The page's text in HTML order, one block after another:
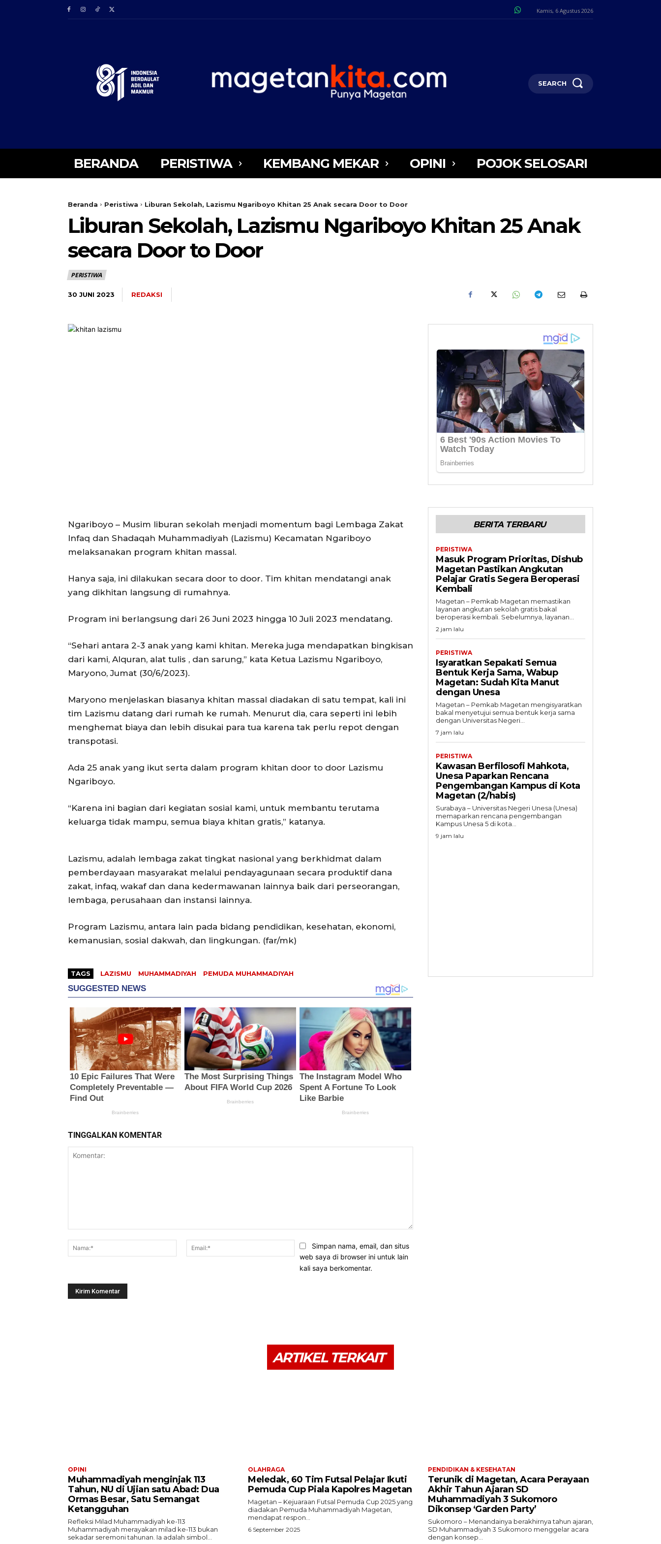
Kamis, 6 Agustus 2026
SEARCH
BERANDA PERISTIWA KEMBANG MEKAR OPINI POJOK SELOSARI
Beranda Peristiwa Liburan Sekolah, Lazismu Ngariboyo Khitan 25 Anak secara Door to Door
Liburan Sekolah, Lazismu Ngariboyo Khitan 25 Anak
secara Door to Door
PERISTIWA
30 JUNI 2023 REDAKSI
Ngariboyo – Musim liburan sekolah menjadi momentum bagi Lembaga Zakat
Infaq dan Shadaqah Muhammadiyah (Lazismu) Kecamatan Ngariboyo
melaksanakan program khitan massal.
Hanya saja, ini dilakukan secara door to door. Tim khitan mendatangi anak
yang dikhitan langsung di rumahnya.
Program ini berlangsung dari 26 Juni 2023 hingga 10 Juli 2023 mendatang.
“Sehari antara 2-3 anak yang kami khitan. Mereka juga mendapatkan bingkisan
dari kami, Alquran, alat tulis , dan sarung,” kata Ketua Lazismu Ngariboyo,
Maryono, Jumat (30/6/2023).
Maryono menjelaskan biasanya khitan massal diadakan di satu tempat, kali ini
tim Lazismu datang dari rumah ke rumah. Menurut dia, cara seperti ini lebih
menghemat biaya dan lebih disukai para tua karena tak perlu repot dengan
transpotasi.
Ada 25 anak yang ikut serta dalam program khitan door to door Lazismu
Ngariboyo.
“Karena ini bagian dari kegiatan sosial kami, untuk membantu terutama
keluarga tidak mampu, semua biaya khitan gratis,” katanya.
Lazismu, adalah lembaga zakat tingkat nasional yang berkhidmat dalam
pemberdayaan masyarakat melalui pendayagunaan secara produktif dana
zakat, infaq, wakaf dan dana kedermawanan lainnya baik dari perseorangan,
lembaga, perusahaan dan instansi lainnya.
Program Lazismu, antara lain pada bidang pendidikan, kesehatan, ekonomi,
kemanusian, sosial dakwah, dan lingkungan. (far/mk)
TAGS LAZISMU MUHAMMADIYAH PEMUDA MUHAMMADIYAH
TINGGALKAN KOMENTAR
Nama:*
Email:*Simpan nama, email, dan situs
web saya di browser ini untuk lain
kali saya berkomentar.
BERITA TERBARU
PERISTIWA
Masuk Program Prioritas, Dishub
Magetan Pastikan Angkutan
Pelajar Gratis Segera Beroperasi
Kembali
Magetan – Pemkab Magetan memastikan
layanan angkutan sekolah gratis bakal
beroperasi kembali. Sebelumnya, layanan...
2 jam lalu
PERISTIWA
Isyaratkan Sepakati Semua
Bentuk Kerja Sama, Wabup
Magetan: Sudah Kita Manut
dengan Unesa
Magetan – Pemkab Magetan mengisyaratkan
bakal menyetujui semua bentuk kerja sama
dengan Universitas Negeri...
7 jam lalu
PERISTIWA
Kawasan Berfilosofi Mahkota,
Unesa Paparkan Rencana
Pengembangan Kampus di Kota
Magetan (2/habis)
Surabaya – Universitas Negeri Unesa (Unesa)
memaparkan rencana pengembangan
Kampus Unesa 5 di kota...
9 jam lalu
ARTIKEL TERKAIT
OPINI
Muhammadiyah menginjak 113
Tahun, NU di Ujian satu Abad: Dua
Ormas Besar, Satu Semangat
Ketangguhan
Refleksi Milad Muhammadiyah ke-113
Muhammadiyah merayakan milad ke-113 bukan
sekadar seremoni tahunan. Ia adalah simbol...
OLAHRAGA
Meledak, 60 Tim Futsal Pelajar Ikuti
Pemuda Cup Piala Kapolres Magetan
Magetan – Kejuaraan Futsal Pemuda Cup 2025 yang
diadakan Pemuda Muhammadiyah Magetan,
mendapat respon...
6 September 2025
PENDIDIKAN & KESEHATAN
Terunik di Magetan, Acara Perayaan
Akhir Tahun Ajaran SD
Muhammadiyah 3 Sukomoro
Dikonsep ‘Garden Party’
Sukomoro – Menandainya berakhirnya tahun ajaran,
SD Muhammadiyah 3 Sukomoro menggelar acara
dengan konsep...